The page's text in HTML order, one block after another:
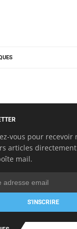
vous pour recevoir
articles
mail.
S'INSCRIRE